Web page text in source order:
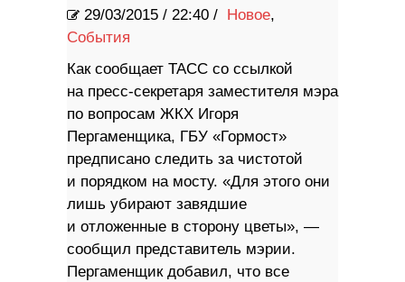
29/03/2015 / 22:40 / Новое,
События
Как сообщает ТАСС со ссылкой
на пресс-секретаря заместителя мэра
по вопросам ЖКХ Игоря
Пергаменщика, ГБУ «Гормост»
предписано следить за чистотой
и порядком на мосту. «Для этого они
лишь убирают завядшие
и отложенные в сторону цветы», —
сообщил представитель мэрии.
Пергаменщик добавил, что все